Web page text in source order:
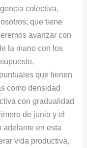
colectiva,
que tiene
avanzar con
la mano con los
que tienen
como densidad
con gradualidad
de junio y el
adelante en esta
vida productiva,